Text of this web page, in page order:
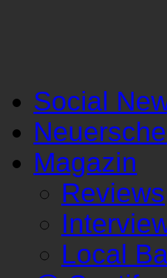
Social
Magazin
Reviews
Local